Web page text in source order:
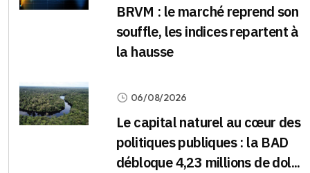
BRVM : le marché reprend son
souffle, les indices repartent à
la hausse
06/08/2026
Le capital naturel au cœur des
politiques publiques : la BAD
débloque 4,23 millions de dol...